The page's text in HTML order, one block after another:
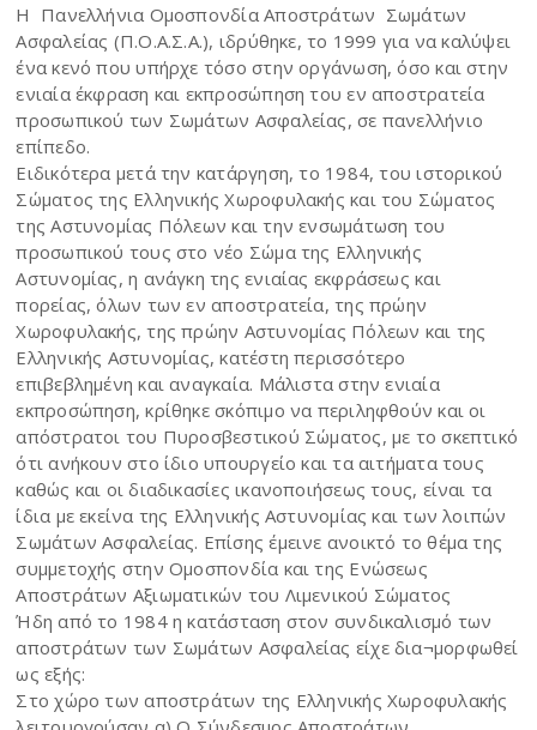
Η Πανελλήνια Ομοσπονδία Αποστράτων Σωμάτων
Ασφαλείας (Π.Ο.Α.Σ.Α.), ιδρύθηκε, το 1999 για να καλύψει
ένα κενό που υπήρχε τόσο στην οργάνωση, όσο και στην
ενιαία έκφραση και εκπροσώπηση του εν αποστρατεία
προσωπικού των Σωμάτων Ασφαλείας, σε πανελλήνιο
επίπεδο.
Ειδικότερα μετά την κατάργηση, το 1984, του ιστορικού
Σώματος της Ελληνικής Χωροφυλακής και του Σώματος
της Αστυνομίας Πόλεων και την ενσωμάτωση του
προσωπικού τους στο νέο Σώμα της Ελληνικής
Αστυνομίας, η ανάγκη της ενιαίας εκφράσεως και
πορείας, όλων των εν αποστρατεία, της πρώην
Χωροφυλακής, της πρώην Αστυνομίας Πόλεων και της
Ελληνικής Αστυνομίας, κατέστη περισσότερο
επιβεβλημένη και αναγκαία. Μάλιστα στην ενιαία
εκπροσώπηση, κρίθηκε σκόπιμο να περιληφθούν και οι
απόστρατοι του Πυροσβεστικού Σώματος, με το σκεπτικό
ότι ανήκουν στο ίδιο υπουργείο και τα αιτήματα τους
καθώς και οι διαδικασίες ικανοποιήσεως τους, είναι τα
ίδια με εκείνα της Ελληνικής Αστυνομίας και των λοιπών
Σωμάτων Ασφαλείας. Επίσης έμεινε ανοικτό το θέμα της
συμμετοχής στην Ομοσπονδία και της Ενώσεως
Αποστράτων Αξιωματικών του Λιμενικού Σώματος
Ήδη από το 1984 η κατάσταση στον συνδικαλισμό των
αποστράτων των Σωμάτων Ασφαλείας είχε δια¬μορφωθεί
ως εξής:
Στο χώρο των αποστράτων της Ελληνικής Χωροφυλακής